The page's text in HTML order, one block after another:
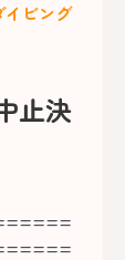
イビング
止決